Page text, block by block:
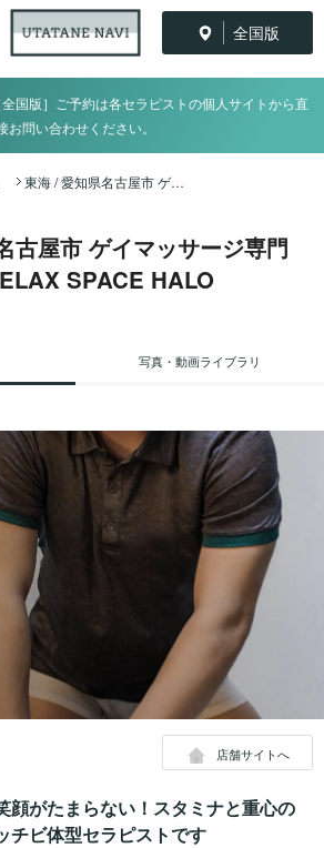
全国版
国版］ご予約は各セラピストの個人サイトから直
お問い合わせください。
東海 / 愛知県名古屋市 ゲイマッサージ専門店 RELAX SPACE HALO
古屋市 ゲイマッサージ専門
SPACE HALO
写真・動画ライブラリ
店舗サイトへ
顔がたまらない！スタミナと重心の
チビ体型セラピストです